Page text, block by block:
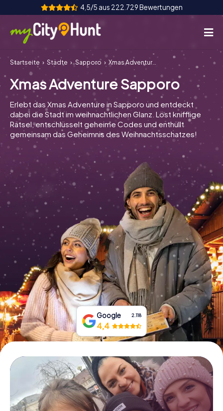
4,5/5 aus 222.729 Bewertungen
So funktioniert's
Städte
Touren
Teamevent
Tickets
INT CH
ES
UK
IT
Tickets buchen
Gutscheine bestellen
Startseite Städte Sapporo Xmas Adventure Sapporo
Xmas Adventure Sapporo
Erlebt das Xmas Adventure in Sapporo und entdeckt
dabei die Stadt im weihnachtlichen Glanz. Löst knifflige
Rätsel, entschlüsselt geheime Codes und enthüllt
gemeinsam das Geheimnis des Weihnachtsschatzes!
Google 2.118
4,4